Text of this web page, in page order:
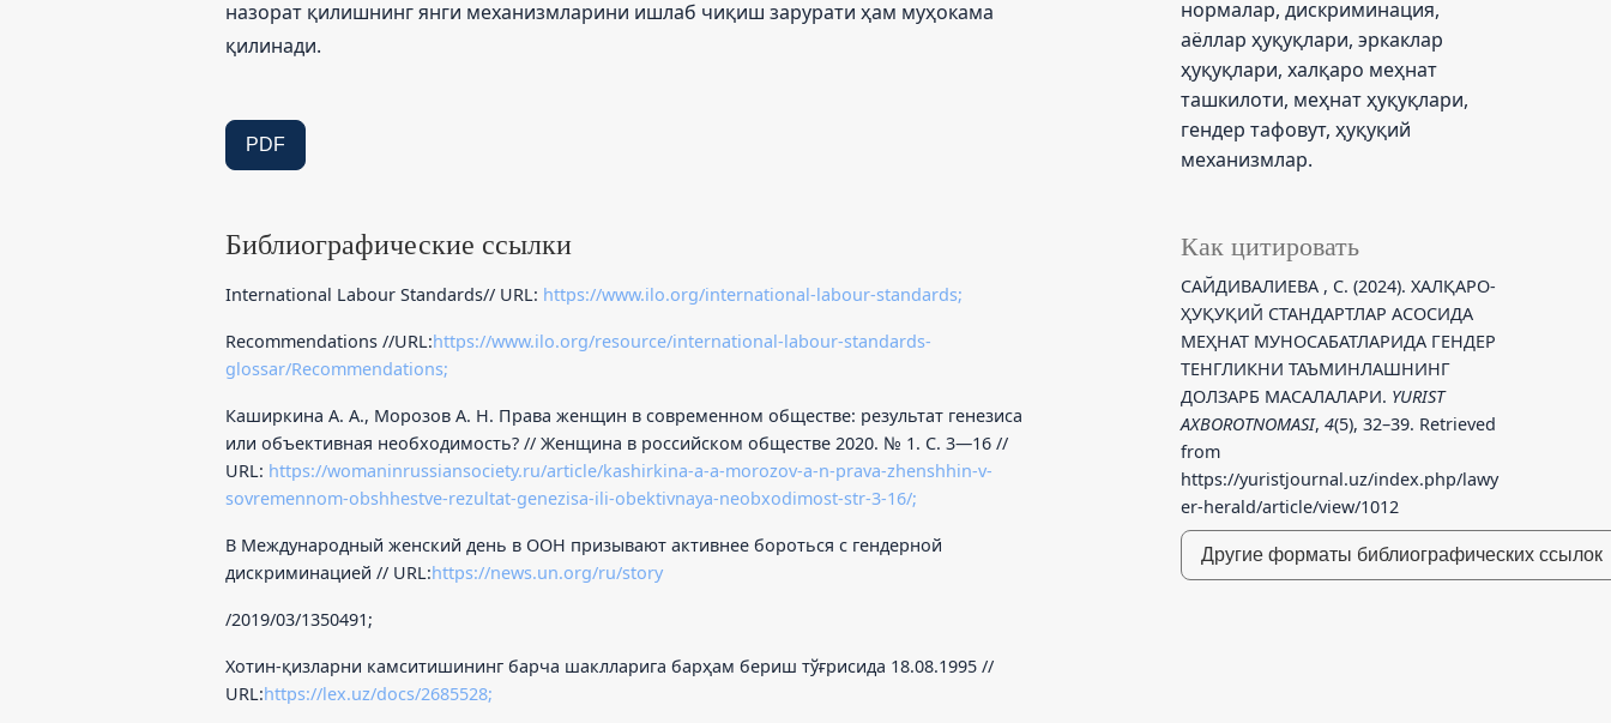
нормалар, дискриминация,
аёллар ҳуқуқлари, эркаклар
ҳуқуқлари, халқаро меҳнат
ташкилоти, меҳнат ҳуқуқлари,
гендер тафовут, ҳуқуқий
механизмлар.
Как цитировать
САЙДИВАЛИЕВА , С. (2024). ХАЛҚАРО-
ҲУҚУҚИЙ СТАНДАРТЛАР АСОСИДА
МЕҲНАТ МУНОСАБАТЛАРИДА ГЕНДЕР
ТЕНГЛИКНИ ТАЪМИНЛАШНИНГ
ДОЛЗАРБ МАСАЛАЛАРИ. YURIST
AXBOROTNOMASI, 4(5), 32–39. Retrieved
from
https://yuristjournal.uz/index.php/lawy
er-herald/article/view/1012
Другие форматы библиографических ссылок
назорат қилишнинг янги механизмларини ишлаб чиқиш зарурати ҳам муҳокама
қилинади.
PDF
Библиографические ссылки
International Labour Standards// URL: https://www.ilo.org/international-labour-standards;
Recommendations //URL:https://www.ilo.org/resource/international-labour-standards-
glossar/Recommendations;
Каширкина А. А., Морозов А. Н. Права женщин в современном обществе: результат генезиса
или объективная необходимость? // Женщина в российском обществе 2020. № 1. С. 3—16 //
URL: https://womaninrussiansociety.ru/article/kashirkina-a-a-morozov-a-n-prava-zhenshhin-v-
sovremennom-obshhestve-rezultat-genezisa-ili-obektivnaya-neobxodimost-str-3-16/;
В Международный женский день в ООН призывают активнее бороться с гендерной
дискриминацией // URL:https://news.un.org/ru/story
/2019/03/1350491;
Хотин-қизларни камситишининг барча шаклларига барҳам бериш тўғрисида 18.08.1995 //
URL:https://lex.uz/docs/2685528;